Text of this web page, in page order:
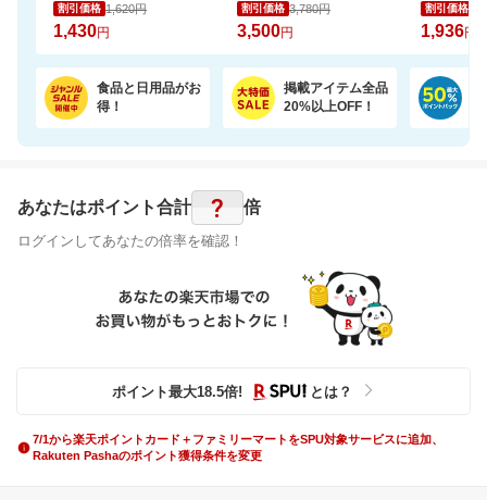
割引価格 1,620円
1,430円
割引価格 3,780円
3,500円
割引価格
1,936円
食品と日用品がお
得！
掲載アイテム全品
20%以上OFF！
あなたはポイント合計 ? 倍
ログインしてあなたの倍率を確認！
ポイント最大18.5倍! とは？
7/1から楽天ポイントカード＋ファミリーマートをSPU対象サービスに追加、
Rakuten Pashaのポイント獲得条件を変更